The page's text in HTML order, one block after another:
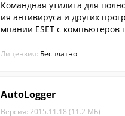
Командная утилита для
ия антивируса и других
мпании ESET с компьютеров
Лицензия: Бесплатно
AutoLogger
Версия: 2015.11.18 (11.2 МБ)